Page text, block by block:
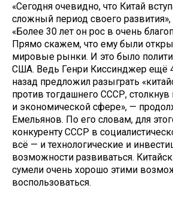
«Сегодня очевидно, что Китай
сложный период своего развития»,
«Более 30 лет он рос в очень
Прямо скажем, что ему были
мировые рынки. И это было
США. Ведь Генри Киссинджер ещё
назад предложил разыграть
против тогдашнего СССР, столкнув
и экономической сфере», —
Емельянов. По его словам, для
конкуренту СССР в
всё — и технологические и
возможности развиваться.
сумели очень хорошо этими
воспользоваться.